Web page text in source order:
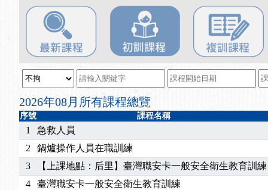
2025/11/11【中心公告】颱風假11/12停班停課
2025/11/10
【中心公告】因應颱風來襲，若遇停班停課消息
2025/10/30
【進修課程】2026年，課程意見蒐集~
2025/08/20【進修課程】SDS格式百百種？專業講師帶您判斷
2025/08/12【中心公告】因應颱風來襲，若遇停班停課消息 補
2025/07/06
【中心公告】颱風假114/07/07停班停課
2025/06/06【進修課程】～～前導課程看這邊推出囉～～
2025/05/29【進修課程】前導課程推出公告！
2025/04/28【進修課程】要怎麼進修自我？課程百百種選擇好
2025/01/21「高壓氣體製造安全主任」、「隧道等襯砌作業主
訓測驗
2025/01/15【線上課程】碳中和核心職能系列課程資訊
2026/07/15【免費研習】115年製造業危害預防職場安衛法令
2026/07/08【中心公告】因應颱風來襲，若遇停班停課消息 補
2026年08月所有課程總覽
序號 課程名稱
1
急救人員
2
鍋爐操作人員在職訓練
3
【上課地點：后里】臺灣職安卡一般安全衛生教育訓練
4
臺灣職安卡一般安全衛生教育訓練